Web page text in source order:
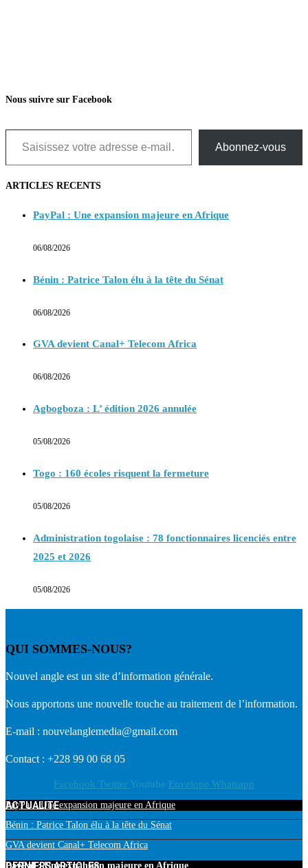
Nous suivre sur Facebook
Saisissez votre adresse e-mail…
Abonnez-vous
ARTICLES RECENTS
PayPal : Une expansion majeure en Afrique
06/08/2026
Bénin : Patrice Talon élu à la tête du Sénat
06/08/2026
GVA devient Canal+ Telecom Africa
06/08/2026
Agbogboza : L’ édition 2026 annulée
05/08/2026
Togo : 160 écoles risquent la fermeture
05/08/2026
Administration togolaise : 78 fonctionnaires licenciés entre
2025 et 2026
05/08/2026
QUI SOMMES-NOUS?
Nouvel angle est un site d’information générale.
Nous apportons une nouvelle touche au traitement de l’information.
E-mail : nouvelanglemedia@gmail.com
Contact : +228 99 00 68 05
Facebook Twitter Youtube Envelope Whatsapp
ACTUALITE
PayPal : Une expansion majeure en Afrique
Bénin : Patrice Talon élu à la tête du Sénat
GVA devient Canal+ Telecom Africa
PayPal : Une expansion majeure en Afrique